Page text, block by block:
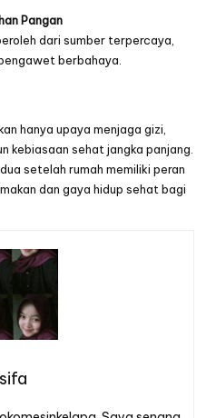
Pangan
dari sumber terpercaya,
berbahaya.
hanya upaya menjaga gizi,
kebiasaan sehat jangka panjang.
setelah rumah memiliki peran
dan gaya hidup sehat bagi
sifa